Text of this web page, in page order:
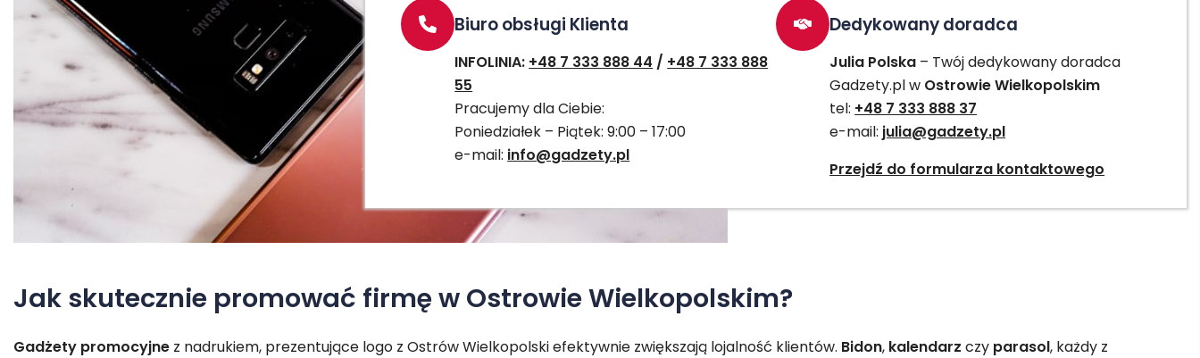
Biuro obsługi Klienta
INFOLINIA: +48 7 333 888 44 / +48 7 333 888
55
Pracujemy dla Ciebie:
Poniedziałek – Piątek: 9:00 – 17:00
e-mail: info@gadzety.pl
Dedykowany doradca
Julia Polska – Twój dedykowany doradca
Gadzety.pl w Ostrowie Wielkopolskim
tel: +48 7 333 888 37
e-mail: julia@gadzety.pl
Przejdź do formularza kontaktowego
Jak skutecznie promować firmę w Ostrowie Wielkopolskim?
Gadżety promocyjne z nadrukiem, prezentujące logo z Ostrów Wielkopolski efektywnie zwiększają lojalność klientów. Bidon, kalendarz czy parasol, każdy z